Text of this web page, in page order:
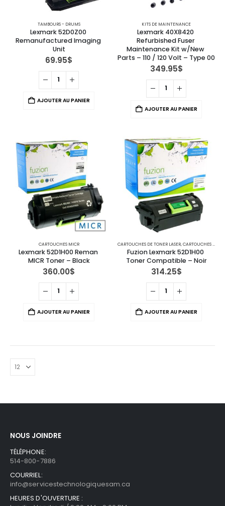
TAMBOURS - DRUMS
Lexmark 52D0Z00
Remanufactured Imaging
Unit
69.95$
AJOUTER AU PANIER
KITS DE MAINTENANCE
Lexmark 40X8420
Refurbished Fuser
Maintenance Kit w/New
Parts – 110 / 120 Volt – Type 00
349.95$
AJOUTER AU PANIER
CARTOUCHES MICR
Lexmark 52D1H00 Reman
MICR Toner – Black
360.00$
AJOUTER AU PANIER
CARTOUCHES DE TONER LASER,CARTOUCHES POUR IMPRIMANTES LEXMARK
Fuzion Lexmark 52D1H00
Toner Compatible – Noir
314.25$
AJOUTER AU PANIER
NOUS JOINDRE
TÉLÉPHONE:
514-800-7886
COURRIEL:
info@servicestechnologiquesam.ca
HEURES D'OUVERTURE :